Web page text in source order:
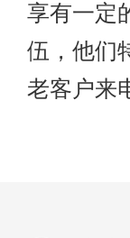
享有一定
伍，他们
老客户来